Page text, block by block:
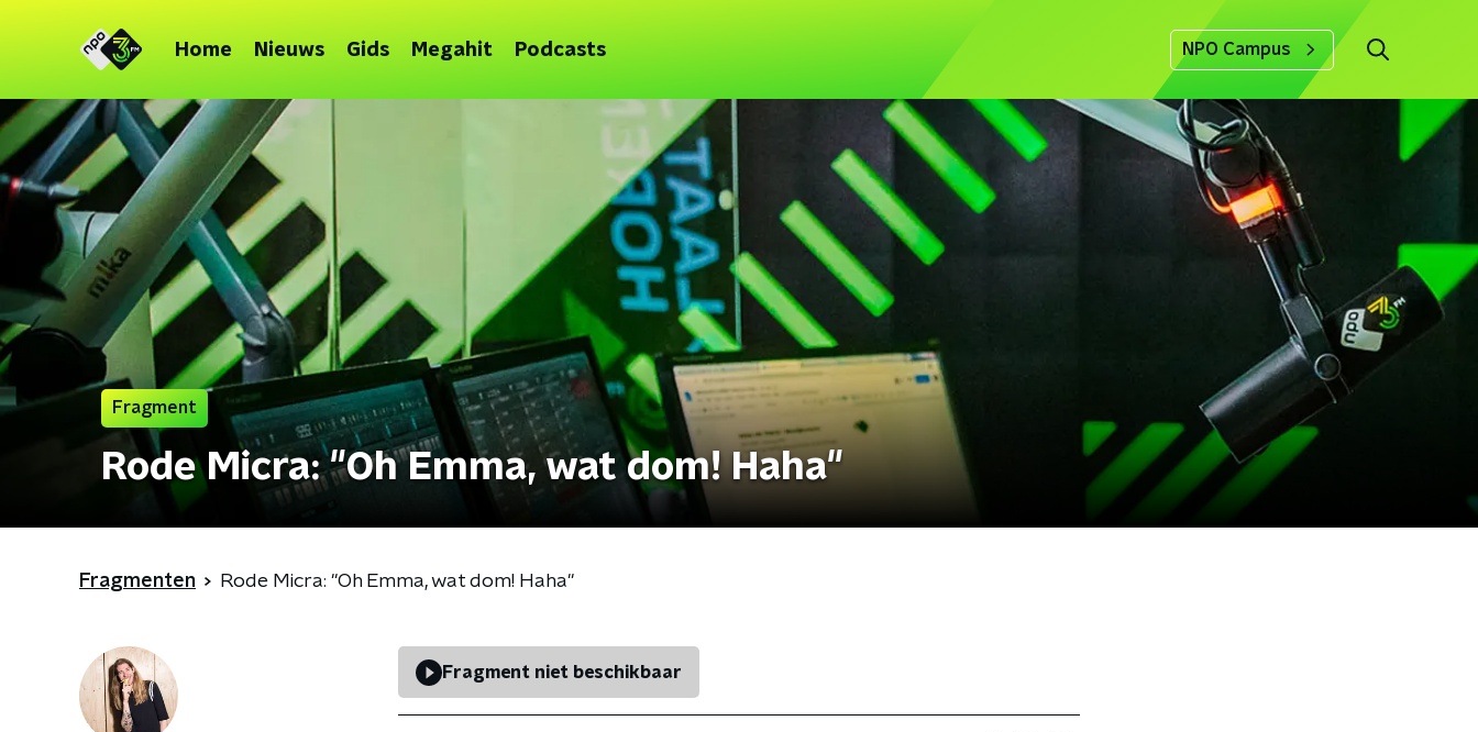
Home Nieuws Gids Megahit Podcasts NPO Campus
Fragment
Rode Micra: "Oh Emma, wat dom! Haha"
Fragmenten Rode Micra: "Oh Emma, wat dom! Haha"
Fragment niet beschikbaar